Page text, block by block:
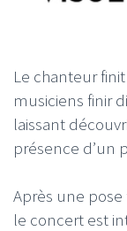
Le chanteur
musiciens finir
laissant
présence d’un
Après une
le concert est